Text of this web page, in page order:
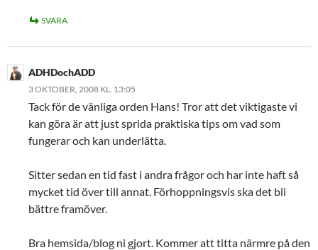
SVARA
ADHDochADD
3 OKTOBER, 2008 KL. 13:05
Tack för de vänliga orden Hans! Tror att det viktigaste vi
kan göra är att just sprida praktiska tips om vad som
fungerar och kan underlätta.
Sitter sedan en tid fast i andra frågor och har inte haft så
mycket tid över till annat. Förhoppningsvis ska det bli
bättre framöver.
Bra hemsida/blog ni gjort. Kommer att titta närmre på den